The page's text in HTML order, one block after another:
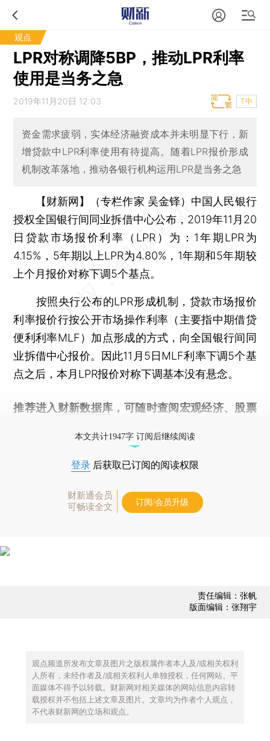
观点
LPR对称调降5BP，推动LPR利率
使用是当务之急
2019年11月20日 12:03 T中
资金需求疲弱，实体经济融资成本并未明显下行，新
增贷款中LPR利率使用有待提高。随着LPR报价形成
机制改革落地，推动各银行机构运用LPR是当务之急
【财新网】（专栏作家 吴金铎） 中国人民银行
授权全国银行间同业拆借中心公布，2019年11月20
日贷款市场报价利率（LPR）为：1年期LPR为
4.15%，5年期以上LPR为4.80%，1年期和5年期较
上个月报价对称下调5个基点。
按照央行公布的LPR形成机制，贷款市场报价
利率报价行按公开市场操作利率（主要指中期借贷
便利利率MLF）加点形成的方式，向全国银行间同
业拆借中心报价。因此11月5日MLF利率下调5个基
点之后，本月LPR报价对称下调基本没有悬念。
推荐进入 财新数据库 ，可随时查阅宏观经济、股票
本文共计1947字 订阅后继续阅读
登录 后获取已订阅的阅读权限
财新通会员
可畅读全文
订阅/会员升级
责任编辑：张帆
版面编辑：张翔宇
观点频道所发布文章及图片之版权属作者本人及/或相关权利
人所有，未经作者及/或相关权利人单独授权，任何网站、平
面媒体不得予以转载。财新网对相关媒体的网站信息内容转
载授权并不包括上述文章及图片。文章均为作者个人观点，
不代表财新网的立场和观点。